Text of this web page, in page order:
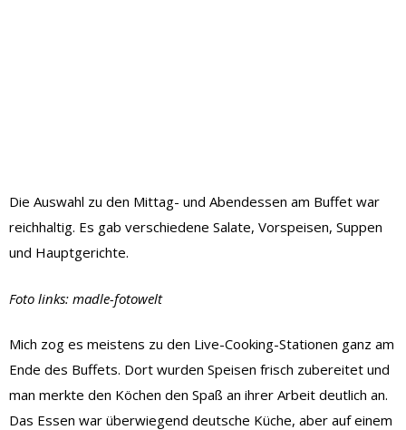
Die Auswahl zu den Mittag- und Abendessen am Buffet war
reichhaltig. Es gab verschiedene Salate, Vorspeisen, Suppen
und Hauptgerichte.
Foto links: madle-fotowelt
Mich zog es meistens zu den Live-Cooking-Stationen ganz am
Ende des Buffets. Dort wurden Speisen frisch zubereitet und
man merkte den Köchen den Spaß an ihrer Arbeit deutlich an.
Das Essen war überwiegend deutsche Küche, aber auf einem